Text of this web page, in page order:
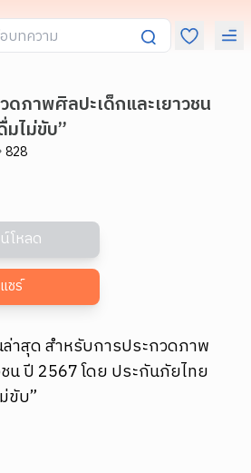
ดภาพศิลปะเด็กและเยาวชน
ไม่ขับ”
828
โหลด
แชร์
าสุด สำหรับการประกวดภาพ
น ปี 2567 โดย ประกันภัยไทย
ขับ”